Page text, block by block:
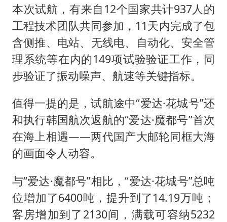
本次试航，有来自12个国家共计937人的
工程技术团队共同参加，11天内完成了包
含侧推、电站、无线电、自动化、安全管
理系统等在内的149项试验验证工作，同
步验证了振动噪声、航速等关键指标。
值得一提的是，试航途中“爱达·花城号”还
和执行韩国航次返航的“爱达·魔都号”首次
在海上相遇——两代国产大邮轮同框大海
的画面令人动容。
与“爱达·魔都号”相比，“爱达·花城号”总吨
位增加了6400吨，提升到了14.19万吨；
客房增加到了2130间，满载可容纳5232